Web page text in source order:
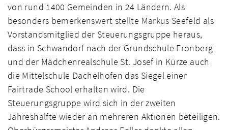
von rund 1400 Gemeinden in 24 Ländern. Als
besonders bemerkenswert stellte Markus Seefeld als
Vorstandsmitglied der Steuerungsgruppe heraus,
dass in Schwandorf nach der Grundschule Fronberg
und der Mädchenrealschule St. Josef in Kürze auch
die Mittelschule Dachelhofen das Siegel einer
Fairtrade School erhalten wird. Die
Steuerungsgruppe wird sich in der zweiten
Jahreshälfte wieder an mehreren Aktionen beteiligen.